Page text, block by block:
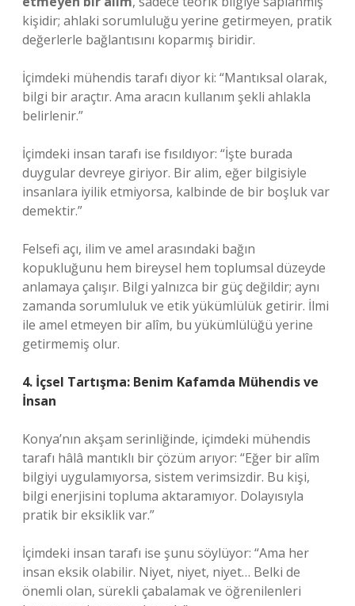
kişidir; ahlaki sorumluluğu yerine getirmeyen, pratik
değerlerle bağlantısını koparmış biridir.
İçimdeki mühendis tarafı diyor ki: “Mantıksal olarak,
bilgi bir araçtır. Ama aracın kullanım şekli ahlakla
belirlenir.”
İçimdeki insan tarafı ise fısıldıyor: “İşte burada
duygular devreye giriyor. Bir alim, eğer bilgisiyle
insanlara iyilik etmiyorsa, kalbinde de bir boşluk var
demektir.”
Felsefi açı, ilim ve amel arasındaki bağın
kopukluğunu hem bireysel hem toplumsal düzeyde
anlamaya çalışır. Bilgi yalnızca bir güç değildir; aynı
zamanda sorumluluk ve etik yükümlülük getirir. İlmi
ile amel etmeyen bir alîm, bu yükümlülüğü yerine
getirmemiş olur.
4. İçsel Tartışma: Benim Kafamda Mühendis ve
İnsan
Konya’nın akşam serinliğinde, içimdeki mühendis
tarafı hâlâ mantıklı bir çözüm arıyor: “Eğer bir alîm
bilgiyi uygulamıyorsa, sistem verimsizdir. Bu kişi,
bilgi enerjisini topluma aktaramıyor. Dolayısıyla
pratik bir eksiklik var.”
İçimdeki insan tarafı ise şunu söylüyor: “Ama her
insan eksik olabilir. Niyet, niyet, niyet… Belki de
önemli olan, sürekli çabalamak ve öğrenilenleri